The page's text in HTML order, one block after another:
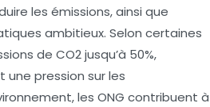
les émissions, ainsi que
ambitieux. Selon certaines
de CO2jusqu’à 50%,
une pression sur les
les ONG contribuent à